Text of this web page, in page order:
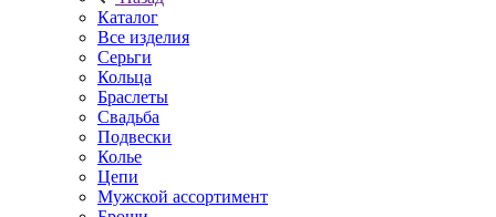
Каталог
Все изделия
Серьги
Кольца
Браслеты
Свадьба
Подвески
Колье
Цепи
Мужской ассортимент